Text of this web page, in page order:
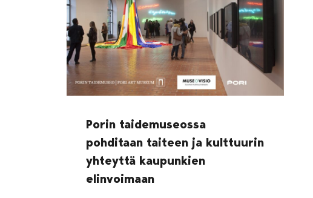
Porin taidemuseossa
pohditaan taiteen ja kulttuurin
yhteyttä kaupunkien
elinvoimaan